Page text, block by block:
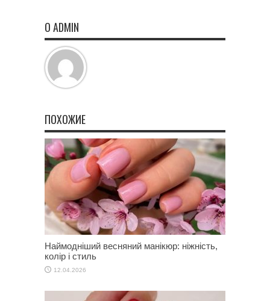
О ADMIN
ПОХОЖИЕ
Наймодніший весняний манікюр: ніжність,
колір і стиль
12.04.2026